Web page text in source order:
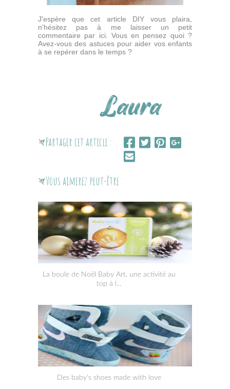
J'espère que cet article DIY vous plaira,
n'hésitez pas à me laisser un petit
commentaire par ici. Vous en pensez quoi ?
Avez-vous des astuces pour aider vos enfants
à se repérer dans le temps ?
Partager cet article :
Vous aimerez peut-être :
La boule de Noël Baby Art, une activité au
top à l...
Des baby's shoes made with love